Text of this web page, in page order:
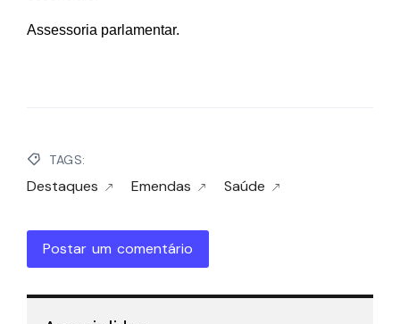
Assessoria parlamentar.
TAGS:
Destaques Emendas Saúde
Postar um comentário